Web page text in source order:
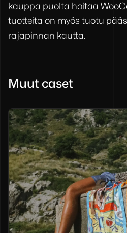
kauppa puolta hoitaa
tuotteita on myös tuotu
rajapinnan kautta.
Muut caset